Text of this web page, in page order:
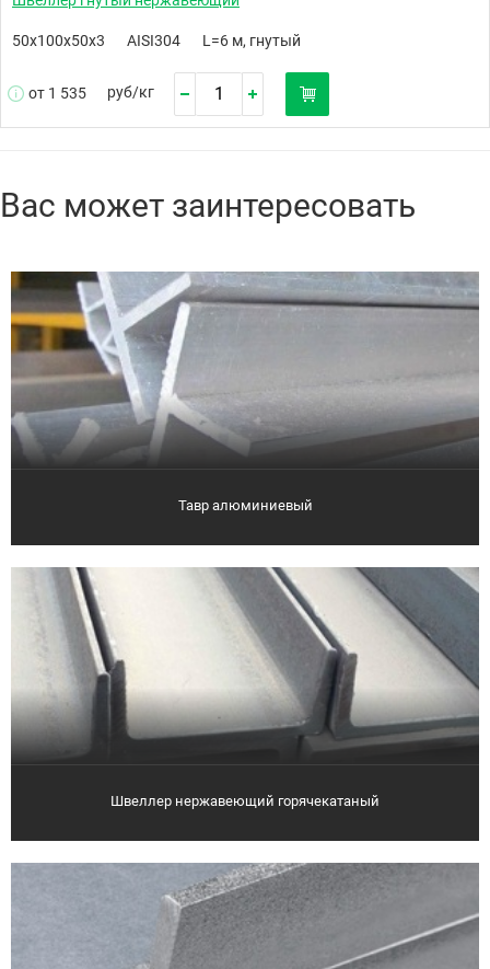
50х100х50х3 AISI304 L=6 м, гнутый
от 1 535 руб/кг
Вас может заинтересовать
Тавр алюминиевый
Швеллер нержавеющий горячекатаный